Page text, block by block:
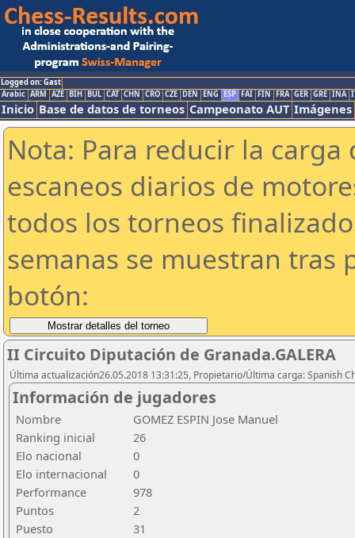
Logged on: Gast
Arabic ARM AZE BIH BUL CAT CHN CRO CZE DEN ENG ESP FAI FIN FRA GER GRE INA
Inicio Base de datos de torneos Campeonato AUT Imágenes
Nota: Para reducir la
escaneos diarios de
todos los torneos
semanas se muestran tras
botón:
II Circuito Diputación de Granada.GALERA
Última actualización26.05.2018 13:31:25, Propietario/Última carga: Spanish
Información de jugadores
Nombre
GOMEZ ESPIN Jose Manuel
Ranking inicial
26
Elo nacional
0
Elo internacional
0
Performance
978
Puntos
2
Puesto
31